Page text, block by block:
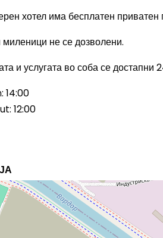
хотел има бесплатен приватен
не се дозволени.
и услугата во соба се достапни
14:00
12:00